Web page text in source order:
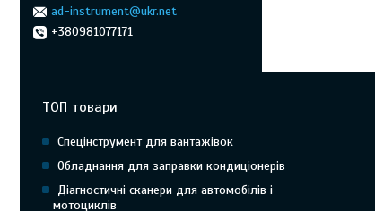
ad-instrument@ukr.net
+380981077171
ТОП товари
Спецінструмент для вантажівок
Обладнання для заправки кондиціонерів
Діагностичні сканери для автомобілів і
мотоциклів